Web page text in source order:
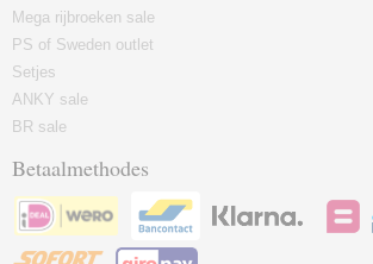
Mega rijbroeken sale
PS of Sweden outlet
Setjes
ANKY sale
BR sale
Betaalmethodes